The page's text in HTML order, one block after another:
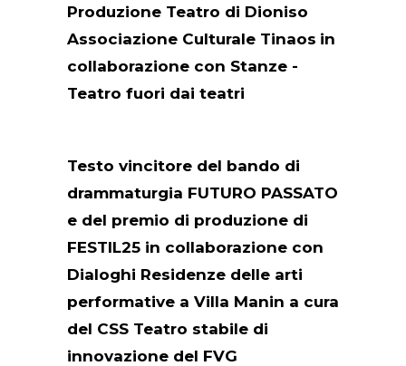
Produzione Teatro di Dioniso
Associazione Culturale Tinaos in
collaborazione con Stanze -
Teatro fuori dai teatri
Testo vincitore del bando di
drammaturgia FUTURO PASSATO
e del premio di produzione di
FESTIL2​5 in collaborazione con
Dialoghi Residenze delle arti
performative a Villa Manin a cura
del CSS Teatro stabile di
innovazione del FVG